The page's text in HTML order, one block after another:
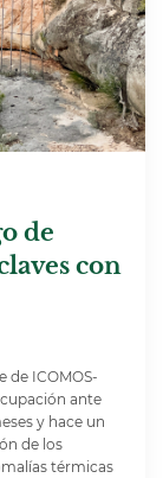
de
con
de ICOMOS-
ante
y hace un
de los
térmicas